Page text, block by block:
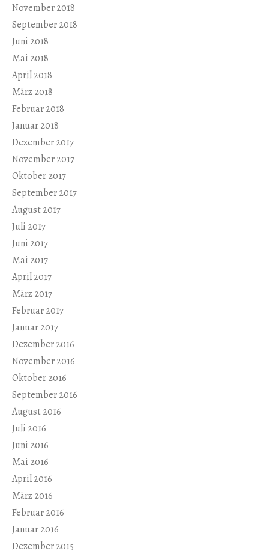
November 2018
September 2018
Juni 2018
Mai 2018
April 2018
März 2018
Februar 2018
Januar 2018
Dezember 2017
November 2017
Oktober 2017
September 2017
August 2017
Juli 2017
Juni 2017
Mai 2017
April 2017
März 2017
Februar 2017
Januar 2017
Dezember 2016
November 2016
Oktober 2016
September 2016
August 2016
Juli 2016
Juni 2016
Mai 2016
April 2016
März 2016
Februar 2016
Januar 2016
Dezember 2015